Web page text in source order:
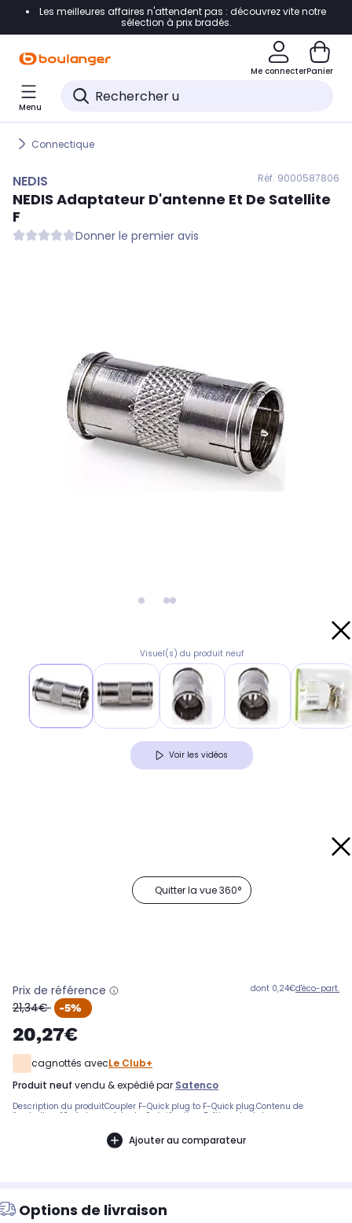
Accéder directement à la navigation
Accéder directement au pied de page
Accéder directement au chatbot
Les meilleures affaires n'attendent pas : découvrez vite notre
sélection à prix bradés.
Me connecterPanier
Menu
Connectique
NEDIS Réf. 9000587806
NEDIS Adaptateur D'antenne Et De Satellite
F
Donner le premier avis
Visuel(s) du produit neuf
Voir les vidéos
Quitter la vue 360°
Prix de référence
oldPrice
21,34€ -5%
20,27€
dont 0,24€d'éco-part.
cagnottés avecLe Club+
produit neuf vendu & expédié par Satenco
Description du produitCoupler F-Quick plug to F-Quick plug.Contenu de
l'emballage10x Antenna AdapterSpécificationsBoîtier adaptateur:
mâle rapideCouleur: ArgentImpédance: 75 OhmPlacage du connecteur: Plaqué
nickelQuantité de contenu: 10 piècesType d'adaptateur: AdaptateurType
Ajouter au comparateur
Options de livraison